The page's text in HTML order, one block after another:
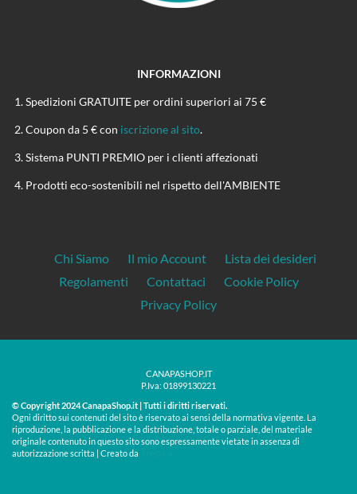
INFORMAZIONI
Spedizioni GRATUITE per ordini superiori ai 75 €
Coupon da 5 € con iscrizione al sito.
Sistema PUNTI PREMIO per i clienti affezionati
Prodotti eco-sostenibili nel rispetto dell'AMBIENTE
Chi Siamo Il mio Account
Lista dei desideri
Regolamenti
Contattaci
Cookie Policy
Privacy Policy
CANAPASHOP.IT
P.Iva: 01899130221
© Copyright 2024 CanapaShop.it | Tutti i diritti riservati.
Ogni diritto sui contenuti del sito è riservato ai sensi della normativa vigente. La
riproduzione, la pubblicazione e la distribuzione, totale o parziale, del materiale
originale contenuto in questo sito sono espressamente vietate in assenza di
autorizzazione scritta | Creato da